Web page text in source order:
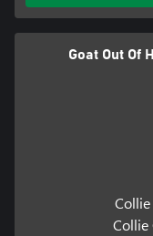
Goat Out Of
Collie